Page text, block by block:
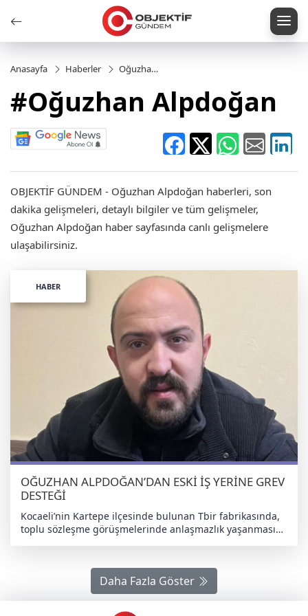
Anasayfa Haberler
Oğuzhan
#Oğuzhan Alpdoğan
OBJEKTİF GÜNDEM - Oğuzhan Alpdoğan haberleri, son
dakika gelişmeleri, detaylı bilgiler ve tüm gelişmeler,
Oğuzhan Alpdoğan haber sayfasında canlı gelişmelere
ulaşabilirsiniz.
HABER
OĞUZHAN ALPDOĞAN’DAN ESKİ İŞ YERİNE GREV
DESTEĞİ
Kocaeli’nin Kartepe ilçesinde bulunan Tbir fabrikasında,
toplu sözleşme görüşmelerinde anlaşmazlık yaşanması
uzlaşamayınca işçiler üretimi durdurdu ve fabrika
önünde grev halayı çekerek eylem başlattı. İşçilerin
grevine destek vermek için fabrikaya giden Oğuzhan
Daha Fazla Göster